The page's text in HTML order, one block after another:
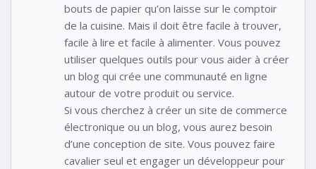
bouts de papier qu’on laisse sur le comptoir
de la cuisine. Mais il doit être facile à trouver,
facile à lire et facile à alimenter. Vous pouvez
utiliser quelques outils pour vous aider à créer
un blog qui crée une communauté en ligne
autour de votre produit ou service.
Si vous cherchez à créer un site de commerce
électronique ou un blog, vous aurez besoin
d’une conception de site. Vous pouvez faire
cavalier seul et engager un développeur pour